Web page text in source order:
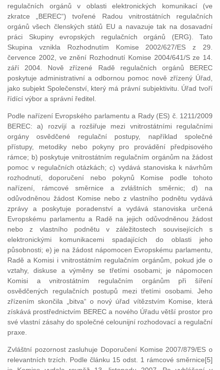
regulačních orgánů v oblasti elektronických komunikací (ve
zkratce „BEREC“) tvořené Radou vnitrostátních regulačních
orgánů všech členských států EU a navazuje tak na dosavadní
práci Skupiny evropských regulačních orgánů (ERG). Tato
Skupina vznikla Rozhodnutím Komise 2002/627/ES z 29.
července 2002, ve znění Rozhodnutí Komise 2004/641/S ze 14.
září 2004. Nově zřízené Radě regulačních orgánů BEREC
poskytuje administrativní a odbornou pomoc nově zřízený Úřad,
jako subjekt Společenství, který má právní subjektivitu. Úřad tvoří
řídící výbor a správní ředitel.
Podle nařízení Evropského parlamentu a Rady (ES) č. 1211/2009
BEREC: a) rozvíjí a rozšiřuje mezi vnitrostátními regulačními
orgány osvědčené regulační postupy, například společné
přístupy, metodiky nebo pokyny pro provádění předpisového
rámce; b) poskytuje vnitrostátním regulačním orgánům na žádost
pomoc v regulačních otázkách; c) vydává stanoviska k návrhům
rozhodnutí, doporučení nebo pokynů Komise podle tohoto
nařízení, rámcové směrnice a zvláštních směrnic; d) na
odůvodněnou žádost Komise nebo z vlastního podnětu vydává
zprávy a poskytuje poradenství a vydává stanoviska určená
Evropskému parlamentu a Radě na jejich odůvodněnou žádost
nebo z vlastního podnětu v záležitostech souvisejících s
elektronickými komunikacemi spadajících do oblasti jeho
působnosti; e) je na žádost nápomocen Evropskému parlamentu,
Radě a Komisi i vnitrostátním regulačním orgánům, pokud jde o
vztahy, diskuse a výměny se třetími osobami; je nápomocen
Komisi a vnitrostátním regulačním orgánům při šíření
osvědčených regulačních postupů mezi třetími osobami. Jeho
zřízením skončila „bitva“ o nový úřad vítězstvím Komise, která
získává prostřednictvím BEREC a nového Úřadu větší prostor pro
své vlastní zásahy do společné celounijní rozhodovací a regulační
praxe.
Zvláštní pozornost zasluhuje Doporučení Komise 2007/879/ES o
relevantních trzích. Podle článku 15 odst. 1 rámcové směrnice[5]